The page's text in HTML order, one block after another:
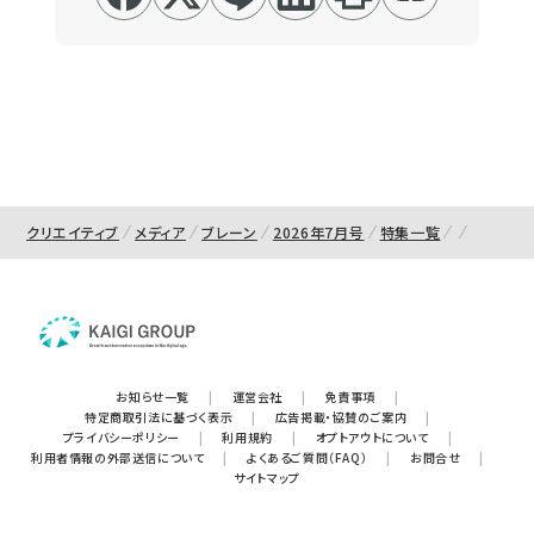
クリエイティブ メディア ブレーン 2026年7月号 特集一覧
お知らせ一覧 | 運営会社 | 免責事項
|
特定商取引法に基づく表示
| 広告掲載・協賛のご案内
|
プライバシーポリシー
| 利用規約 | オプトアウトについて
|
利用者情報の外部送信について
| よくあるご質問（FAQ） | お問合せ
|
サイトマップ